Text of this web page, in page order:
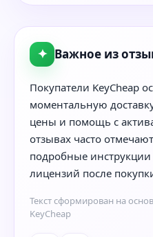
✦ Важное из
Покупатели KeyCheap
моментальную
цены и помощь с
отзывах часто
подробные
лицензий после
Текст сформирован на
KeyCheap